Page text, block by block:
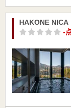
HAKONE NICA
-